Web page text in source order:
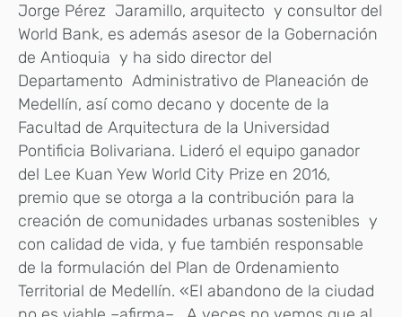
Jorge Pérez Jaramillo, arquitecto y consultor del
World Bank, es además asesor de la Gobernación
de Antioquia y ha sido director del
Departamento Administrativo de Planeación de
Medellín, así como decano y docente de la
Facultad de Arquitectura de la Universidad
Pontificia Bolivariana. Lideró el equipo ganador
del Lee Kuan Yew World City Prize en 2016,
premio que se otorga a la contribución para la
creación de comunidades urbanas sostenibles y
con calidad de vida, y fue también responsable
de la formulación del Plan de Ordenamiento
Territorial de Medellín. «El abandono de la ciudad